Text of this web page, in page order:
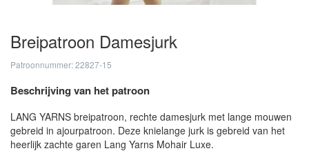
Breipatroon Damesjurk
Patroonnummer: 22827-15
Beschrijving van het patroon
LANG YARNS breipatroon, rechte damesjurk met lange mouwen
gebreid in ajourpatroon. Deze knielange jurk is gebreid van het
heerlijk zachte garen Lang Yarns Mohair Luxe.